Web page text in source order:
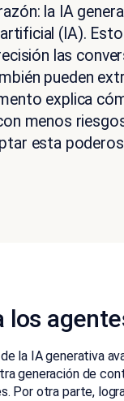
la IA
(IA).
las
pueden
explica
menos
esta
los
la IA generativa
generación de
Por otra parte,